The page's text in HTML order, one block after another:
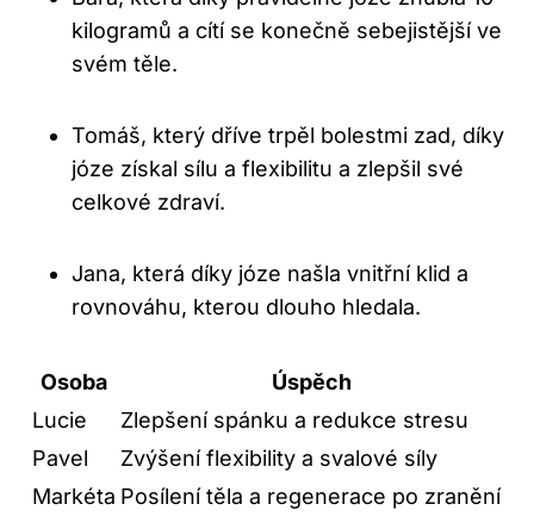
kilogramů a cítí se konečně sebejistější ve
svém těle.
Tomáš, který dříve trpěl bolestmi zad, díky
józe získal sílu a flexibilitu a zlepšil své
celkové zdraví.
Jana, která díky józe našla vnitřní klid a
rovnováhu, kterou dlouho hledala.
Osoba
Úspěch
Lucie
Zlepšení spánku a redukce stresu
Pavel
Zvýšení flexibility a svalové síly
Markéta Posílení těla a regenerace po zranění